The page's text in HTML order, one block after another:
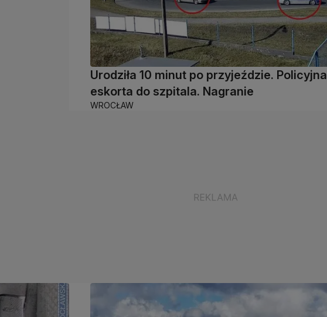
Urodziła 10 minut po przyjeździe. Policyjna
eskorta do szpitala. Nagranie
WROCŁAW